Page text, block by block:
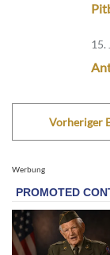
15.
Vorheriger
Werbung